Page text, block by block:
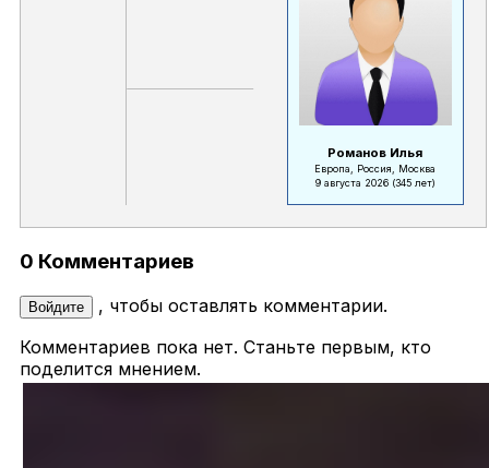
Романов Илья
Европа, Россия, Москва
9 августа 2026 (345 лет)
0 Комментариев
Войдите
, чтобы оставлять комментарии.
Комментариев пока нет. Станьте первым, кто
поделится мнением.